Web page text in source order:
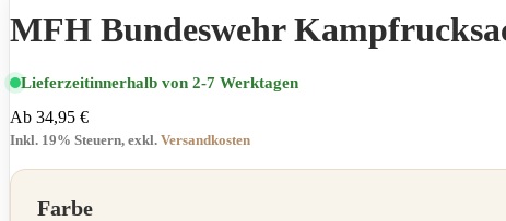
MFH Bundeswehr
Lieferzeitinnerhalb von 2-7 Werktagen
Ab 34,95 €
Inkl. 19% Steuern, exkl. Versandkosten
Farbe